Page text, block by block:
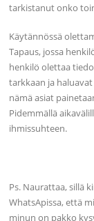
tarkistanut onko
Käytännössä
Tapaus, jossa
henkilö olettaa
tarkkaan ja
nämä asiat
Pidemmällä
ihmissuhteen.
Ps. Naurattaa, sillä
WhatsApissa, että
minun on pakko